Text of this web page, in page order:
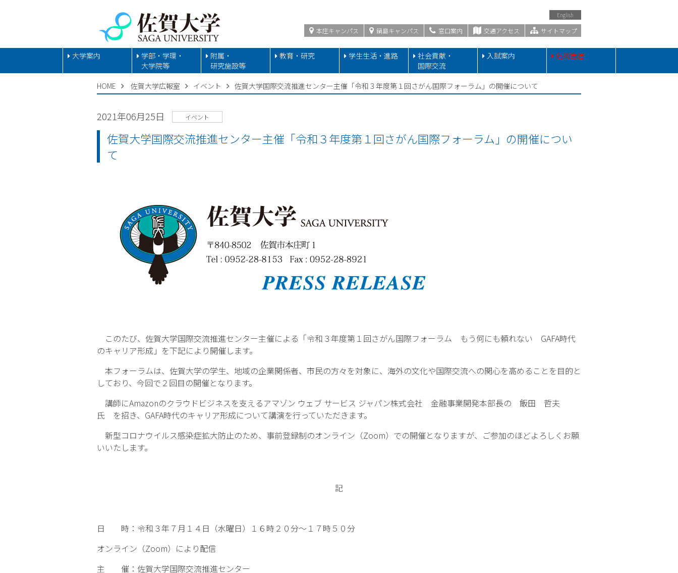
English
本庄キャンパス 鍋島キャンパス 窓口案内 交通アクセス サイトマップ
大学案内
学部・学環・
大学院等
附属・
研究施設等
教育・研究 学生生活・進路
社会貢献・
国際交流
入試案内 危機管理
HOME 佐賀大学広報室 イベント 佐賀大学国際交流推進センター主催「令和３年度第１回さがん国際フォーラム」の開催について
2021年06月25日 イベント
佐賀大学国際交流推進センター主催「令和３年度第１回さがん国際フォーラム」の開催につい
て
このたび、佐賀大学国際交流推進センター主催による「令和３年度第１回さがん国際フォーラム もう何にも頼れない GAFA時代
のキャリア形成」を下記により開催します。
本フォーラムは、佐賀大学の学生、地域の企業関係者、市民の方々を対象に、海外の文化や国際交流への関心を高めることを目的と
しており、今回で２回目の開催となります。
講師にAmazonのクラウドビジネスを支えるアマゾン ウェブ サービス ジャパン株式会社 金融事業開発本部長の 飯田 哲夫
氏 を招き、GAFA時代のキャリア形成について講演を行っていただきます。
新型コロナウイルス感染症拡大防止のため、事前登録制のオンライン（Zoom）での開催となりますが、ご参加のほどよろしくお願
いいたします。
記
日 時：令和３年７月１４日（水曜日）１６時２０分～１７時５０分
オンライン（Zoom）により配信
主 催：佐賀大学国際交流推進センター